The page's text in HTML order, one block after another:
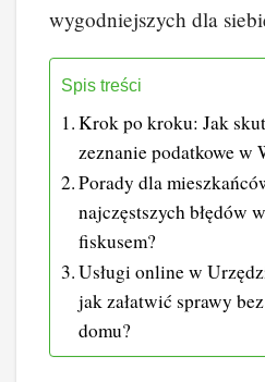
wygodniejszych dla
Spis treści
Krok po kroku: Jak
zeznanie podatkowe w
Porady dla
najczęstszych błędów
fiskusem?
Usługi online w
jak załatwić sprawy
domu?